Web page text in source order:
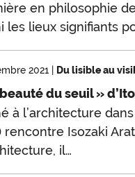
en philosophie
les lieux signifiants
2021 Du lisible au
du seuil »
à l’architecture
rencontre Isozaki
il…